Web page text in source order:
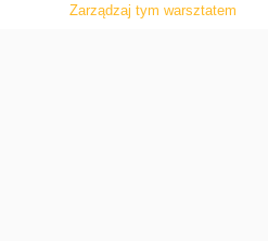
Zarządzaj tym warsztatem